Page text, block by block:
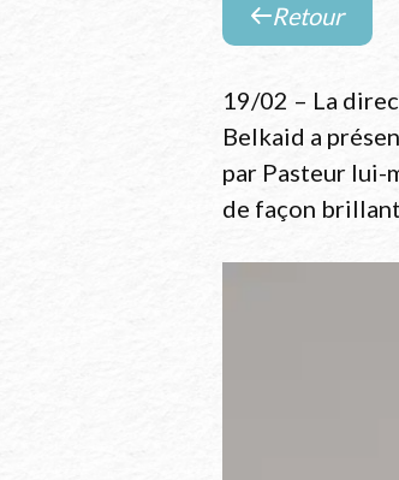
Retour
la
liste
des
Retour
19/02 – La
Belkaid a
par Pasteur lui-
de façon